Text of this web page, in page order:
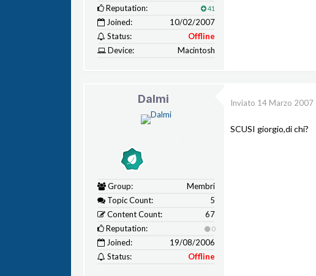
Reputation:
41
Joined:
10/02/2007
Status:
Offline
Device:
Macintosh
Dalmi
Group:
Membri
Topic Count:
5
Content Count:
67
Reputation:
0
Joined:
19/08/2006
Status:
Offline
Inviato 14 Marzo 2007
SCUSI giorgio,di chi?